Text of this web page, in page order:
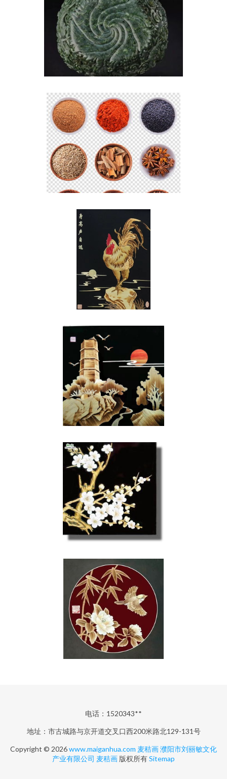
电话：1520343**
地址：市古城路与京开道交叉口西200米路北129-131号
Copyright © 2026www.maiganhua.com 麦秸画濮阳市刘丽敏文化
产业有限公司 麦秸画 版权所有Sitemap